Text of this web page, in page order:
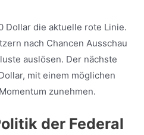
Dollar die aktuelle rote Linie.
nach Chancen Ausschau
auslösen. Der nächste
mit einem möglichen
zunehmen.
der Federal